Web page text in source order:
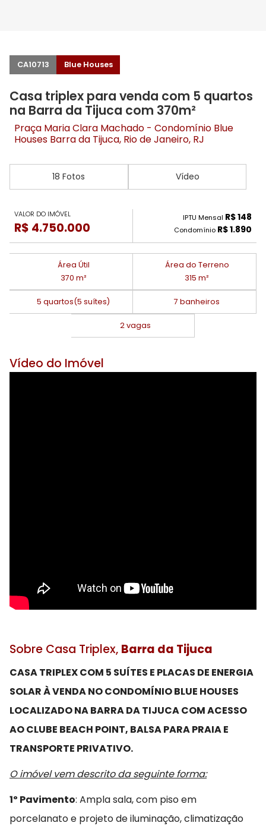
CA10713 Blue Houses
Casa triplex para venda com 5 quartos
na Barra da Tijuca com 370m²
Praça Maria Clara Machado - Condomínio Blue
Houses Barra da Tijuca, Rio de Janeiro, RJ
18 Fotos Vídeo
VALOR DO IMÓVEL
R$ 4.750.000
IPTU Mensal R$ 148
Condomínio R$ 1.890
Área Útil
370 m²
Área do Terreno
315 m²
5 quartos(5 suítes) 7 banheiros
2 vagas
Vídeo do Imóvel
Sobre Casa Triplex, Barra da Tijuca
CASA TRIPLEX COM 5 SUÍTES E PLACAS DE ENERGIA
SOLAR À VENDA NO CONDOMÍNIO BLUE HOUSES
LOCALIZADO NA BARRA DA TIJUCA COM ACESSO
AO CLUBE BEACH POINT, BALSA PARA PRAIA E
TRANSPORTE PRIVATIVO.
O imóvel vem descrito da seguinte forma:
1º Pavimento: Ampla sala, com piso em
porcelanato e projeto de iluminação, climatização